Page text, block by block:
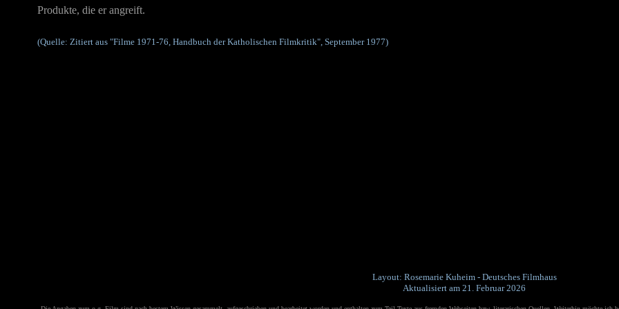
Produkte, die er angreift.
(Quelle: Zitiert aus "Filme 1971-76, Handbuch der Katholischen Filmkritik", September 1977)
Layout: Rosemarie Kuheim - Deutsches Filmhaus
Aktualisiert am 21. Februar 2026